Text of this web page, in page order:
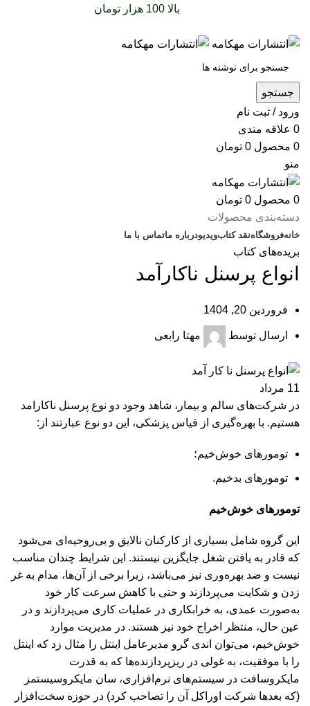
بالا 100 هزار تومان
جستجو
ورود / ثبت نام
0 علاقه مندی
0 محصول 0 تومان
منو
0 محصول 0 تومان
دسته‌بندی محصولات
خانهفروشگاهنقد کتابویدیودرباره‌ ماتماس با ما
بریده‌های کتاب
انواع پرسنل ناکارآمد
فروردین 20, 1404
ارسال توسط مهتا رابعی
11 مرداد
در شرکت‌های سالم و بیمار، شاهد وجود دو نوع پرسنل ناکارامد
هستیم. با بهره‌گیری از قیاس پزشکی، این دو نوع عبارتند از:
تومورهای خوش‌خیم؛
تومورهای بدخیم.
تومورهای خوش‌خیم
این گروه شامل بسیاری از کارکنان نالایق و بی‌روحیه‌ای می‌شود
که قادر به یافتن شغل جایگزین نیستند. این شرایط چندان مناسب
نیست و ضد بهره‌وری نیز می‌باشد، زیرا برخی از آن‌ها، مدام به غر
زدن و شکایت می‌پردازند و حتی با کاهش سرعت کار خود
به‌صورت عمدی، به خرابکاری در عملیات کاری می‌پردازند و در
عین حال، منتظر اخراج خود نیز هستند. در مدیریت موارد
خوش‌خیم، می‌توان اندی گرو مدیرعامل اینتل را مثال زد که اینتل
را با موفقیت، به غولی در ریزپردازنده‌ها که به قدرت
مایکروسافت در سیستم‌های نرم‌افزاری، سان مایکروسیستمز
(که بعدها شرکت اوراکل آن‌ را تصاحب کرد) در حوزه سخت‌افزار